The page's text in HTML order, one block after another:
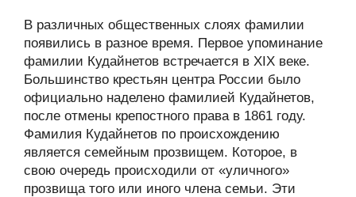
В различных общественных слоях фамилии
появились в разное время. Первое упоминание
фамилии Кудайнетов встречается в XIX веке.
Большинство крестьян центра России было
официально наделено фамилией Кудайнетов,
после отмены крепостного права в 1861 году.
Фамилия Кудайнетов по происхождению
является семейным прозвищем. Которое, в
свою очередь происходили от «уличного»
прозвища того или иного члена семьи. Эти